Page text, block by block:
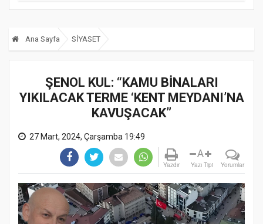
Ana Sayfa SİYASET
ŞENOL KUL: “KAMU BİNALARI
YIKILACAK TERME ‘KENT MEYDANI’NA
KAVUŞACAK”
27 Mart, 2024, Çarşamba 19:49
Yazdır
A
Yazı Tipi Yorumlar